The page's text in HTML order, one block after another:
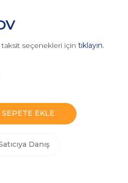
seçenekleri için tıklayın.
SEPETE EKLE
Danış